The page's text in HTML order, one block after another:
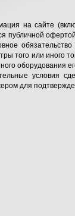
на сайте
публичной
того или иного
оборудования
условия
для